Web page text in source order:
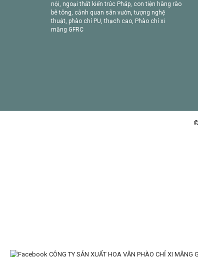
nội, ngoại thất kiến trúc Pháp, con tiện hàng rào
bê tông, cảnh quan sân vườn, tượng nghệ
thuật, phào chỉ PU, thạch cao, Phào chỉ xi
măng GFRC
©